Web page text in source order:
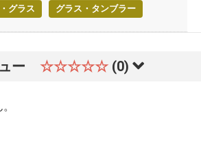
グラス グラス・タンブラー
ー ☆☆☆☆☆ (0)